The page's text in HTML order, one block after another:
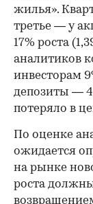
жилья».
третье — у
17% роста
аналитиков
инвесторам
депозиты —
потеряло в
По оценке
ожидается
на рынке
роста